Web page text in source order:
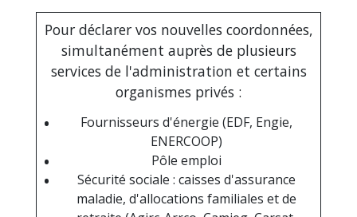
Pour déclarer vos nouvelles coordonnées,
simultanément auprès de plusieurs
services de l'administration et certains
organismes privés :
Fournisseurs d'énergie (EDF, Engie,
ENERCOOP)
Pôle emploi
Sécurité sociale : caisses d'assurance
maladie, d'allocations familiales et de